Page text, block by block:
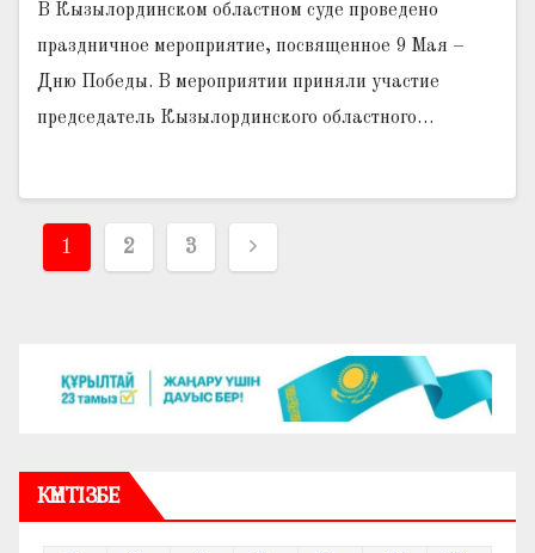
В Кызылординском областном суде проведено
праздничное мероприятие, посвященное 9 Мая –
Дню Победы. В мероприятии приняли участие
председатель Кызылординского областного…
Жазбалар
1 2 3
КҮНТІЗБЕ